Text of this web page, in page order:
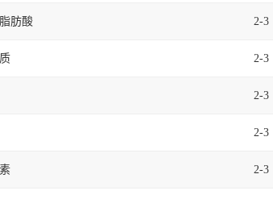
肪酸 2-3
2-3
2-3
2-3
2-3